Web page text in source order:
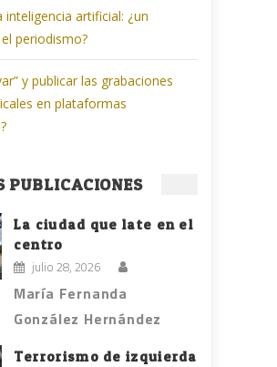
inteligencia artificial: ¿un
periodismo?
y publicar las grabaciones
en plataformas
PUBLICACIONES
La ciudad que late en el
centro
julio 28, 2026
María Fernanda
González Hernández
Terrorismo de izquierda